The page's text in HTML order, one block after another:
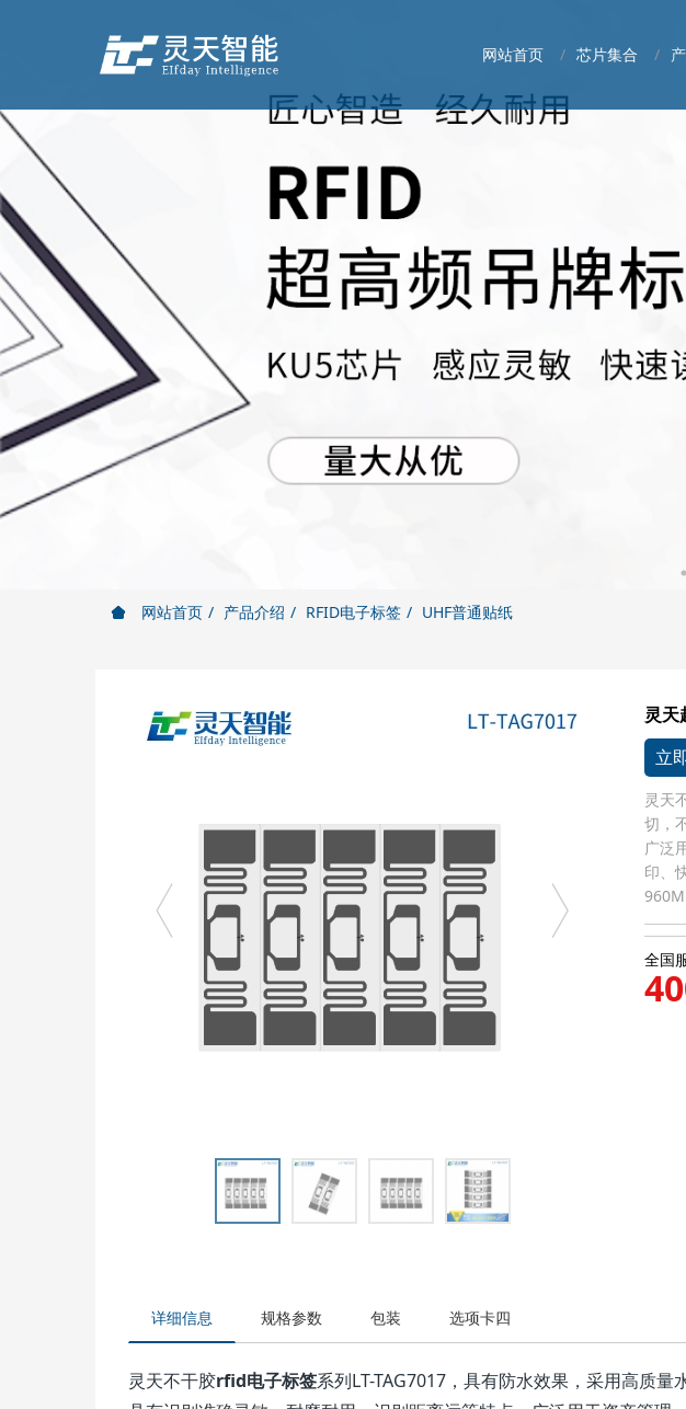
网站首页 芯片集合
网站首页 产品介绍 RFID电子标签 UHF普通贴纸
灵
立
灵天
切，
广泛
印、
全国
详细信息 规格参数 包装 选项卡四
灵天不干胶rfid电子标签系列LT-TAG7017，具有防水效果，采用高质